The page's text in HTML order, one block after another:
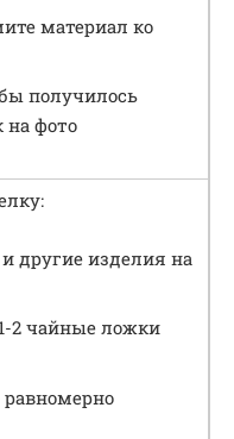
материал ко
получилось
на фото
другие изделия на
2 чайные ложки
равномерно